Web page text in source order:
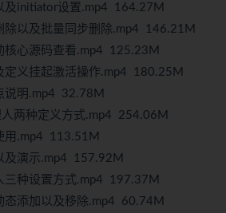
initiator设置.mp4 164.27M
以及批量同步删除.mp4 146.21M
心源码查看.mp4 125.23M
义挂起激活操作.mp4 180.25M
明.mp4 32.78M
两种定义方式.mp4 254.06M
用.mp4 113.51M
演示.mp4 157.92M
种设置方式.mp4 197.37M
添加以及移除.mp4 60.74M